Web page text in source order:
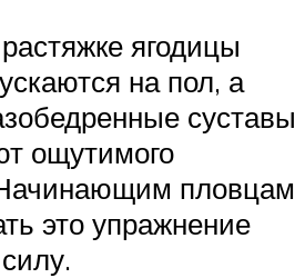
ягодицы
на пол, а
суставы
ощутимого
пловцам
это упражнение